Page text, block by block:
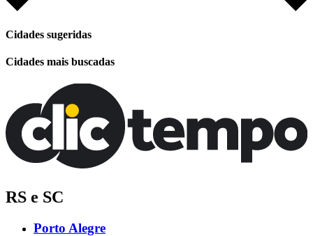
Cidades sugeridas
Cidades mais buscadas
RS e SC
Porto Alegre